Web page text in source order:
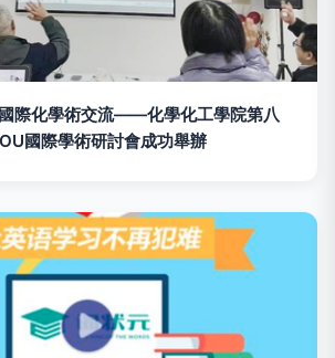
際化學術交流——化學化工學院第八
國際學術研討會成功舉辦